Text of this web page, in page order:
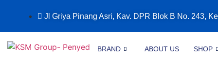
Jl Griya Pinang Asri, Kav. DPR Blok B No. 243,
BRAND ABOUT US SHOP